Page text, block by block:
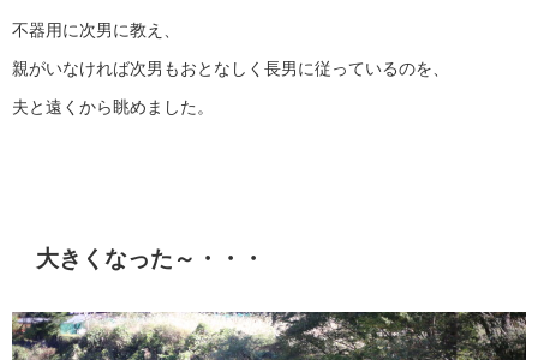
不器用に次男に教え、
親がいなければ次男もおとなしく長男に従っているのを、
夫と遠くから眺めました。
大きくなった～・・・